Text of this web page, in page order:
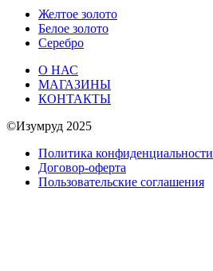
Желтое золото
Белое золото
Серебро
О НАС
МАГАЗИНЫ
КОНТАКТЫ
©Изумруд 2025
Политика конфиденциальности
Договор-оферта
Пользовательские соглашения